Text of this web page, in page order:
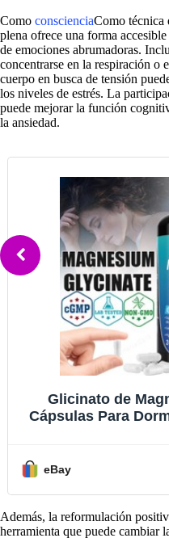
Como conscienciaComo técnica
plena ofrece una forma
de emociones abrumadoras.
concentrarse en la respiración o
cuerpo en busca de tensión
los niveles de estrés. La
puede mejorar la función
la ansiedad.
240
del Estrés
Además, la reformulación
herramienta que puede cambiar